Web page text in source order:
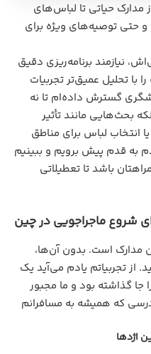
حیاتی تا لباس‌های
و حتی توصیه‌های ویژه برای
نیازمند برنامه‌ریزی دقیق
با تحلیل عمیق‌تر تجربیات
گسترش داده‌ام تا نه
بحث‌هایی مانند تأثیر
انتخاب لباس برای مناطق
به قدم پیش برویم و ببینیم
باشد تا تعطیلاتی
شروع ماجراجویی در چین
مدارک است. بدون آن‌ها،
از تجربیاتم یادم می‌آید یک
جا گذاشته بود و ما مجبور
که همیشه به مسافرانم
اژدها